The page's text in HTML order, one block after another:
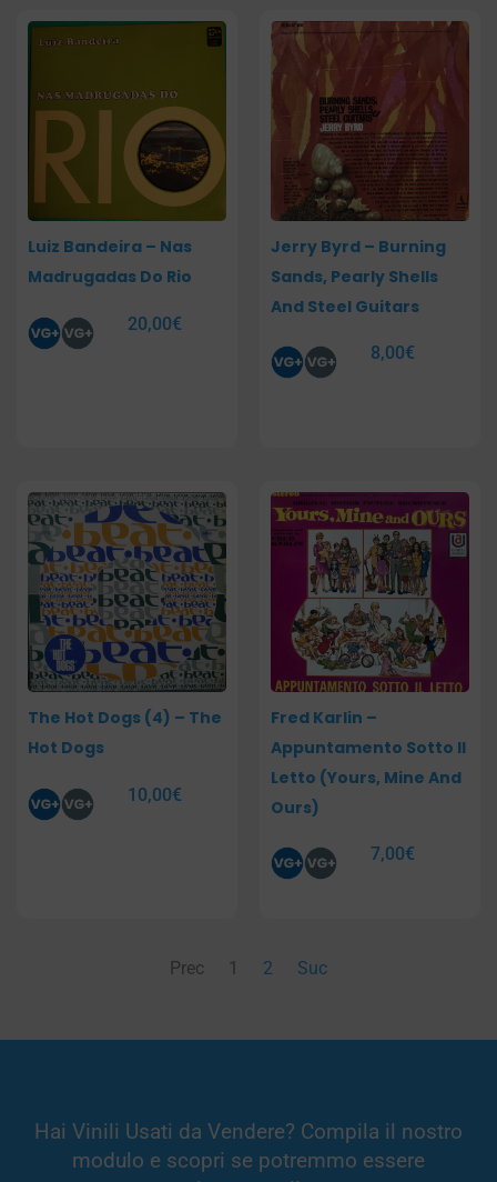
Luiz Bandeira – Nas
Madrugadas Do Rio
20,00€
Jerry Byrd – Burning
Sands, Pearly Shells
And Steel Guitars
8,00€
The Hot Dogs (4) – The
Hot Dogs
10,00€
Fred Karlin –
Appuntamento Sotto Il
Letto (Yours, Mine And
Ours)
7,00€
Prec 1 2 Suc
Hai Vinili Usati da Vendere? Compila il nostro
modulo e scopri se potremmo essere